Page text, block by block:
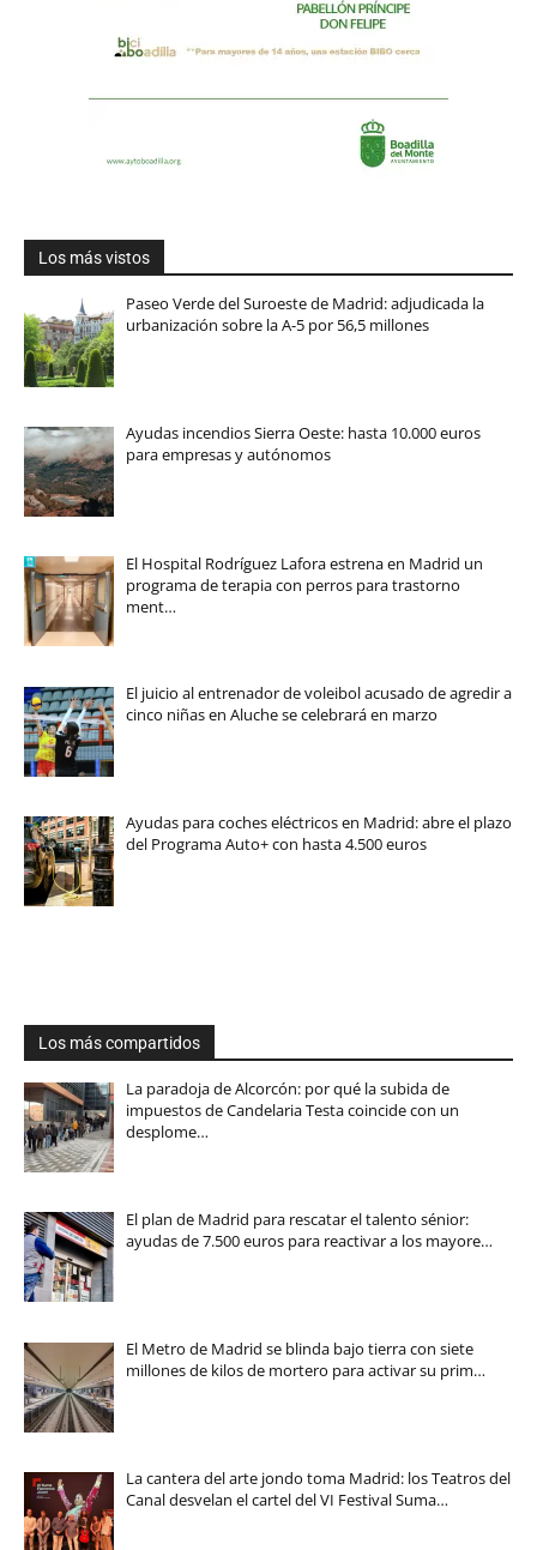
Los más vistos
Paseo Verde del Suroeste de Madrid: adjudicada la
urbanización sobre la A-5 por 56,5 millones
Ayudas incendios Sierra Oeste: hasta 10.000 euros
para empresas y autónomos
El Hospital Rodríguez Lafora estrena en Madrid un
programa de terapia con perros para trastorno
ment…
El juicio al entrenador de voleibol acusado de agredir a
cinco niñas en Aluche se celebrará en marzo
Ayudas para coches eléctricos en Madrid: abre el plazo
del Programa Auto+ con hasta 4.500 euros
Los más compartidos
La paradoja de Alcorcón: por qué la subida de
impuestos de Candelaria Testa coincide con un
desplome…
El plan de Madrid para rescatar el talento sénior:
ayudas de 7.500 euros para reactivar a los mayore…
El Metro de Madrid se blinda bajo tierra con siete
millones de kilos de mortero para activar su prim…
La cantera del arte jondo toma Madrid: los Teatros del
Canal desvelan el cartel del VI Festival Suma…